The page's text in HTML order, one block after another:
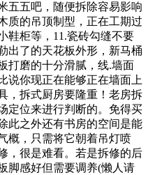
五五吧，随便拆除容易影响
质的吊顶制型，正在工期过
鞋柜等，11.瓷砖勾缝不要
出了的天花板外形，新马桶
打磨的十分滑腻，线.墙面
说你现正在能够正在墙面上
，拆式厨房要隆重！老房拆
定位来进行判断的。免得买
此之外还有书房的空间是能
概，只需将它朝着吊灯喷
，很是难看。若是拆修的后
脚感好但需要调养(懒人请